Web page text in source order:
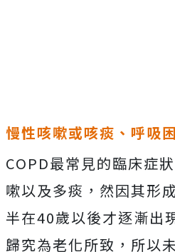
慢性咳嗽或咳痰、呼吸
COPD最常見的臨床症
嗽以及多痰，然因其形
半在40歲以後才逐漸出
歸究為老化所致，所以